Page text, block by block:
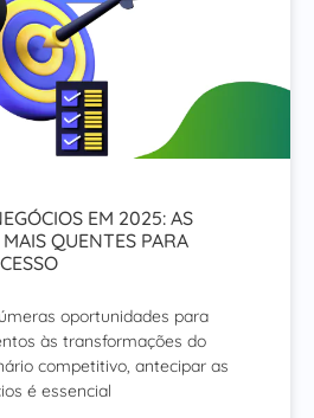
EM 2025: AS
QUENTES PARA
oportunidades para
às transformações do
competitivo, antecipar as
é essencial